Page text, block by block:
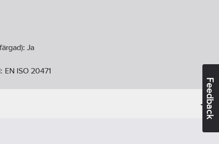
Feedback
Ja
EN ISO 20471